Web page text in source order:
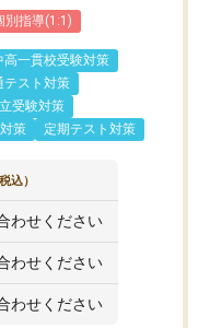
別指導(1:1)
高一貫校受験対策
テスト対策
受験対策
策
定期テスト対策
税込）
わせください
わせください
わせください